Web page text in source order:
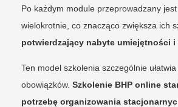
Po każdym module przeprowadzany
wielokrotnie, co znacząco zwiększa ich
potwierdzający nabyte umiejętności i
Ten model szkolenia szczególnie
obowiązków. Szkolenie BHP online
potrzebę organizowania